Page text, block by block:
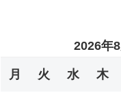
2026年8
月 火 水 木